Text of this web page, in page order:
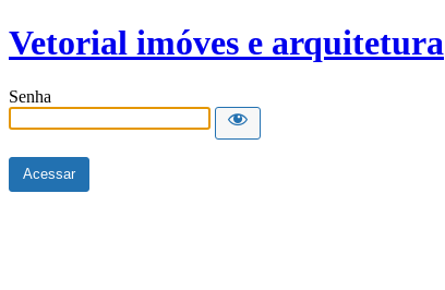
Vetorial imóves e arquitetura
Senha